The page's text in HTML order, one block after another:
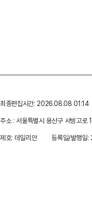
최종편집시간: 2026.08.08 01:14
주소 : 서울특별시 용산구 서빙고
제호: 데일리안
등록일/발행